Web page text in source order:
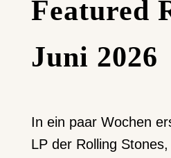
Featured
Juni 2026
In ein paar Wochen
LP der Rolling